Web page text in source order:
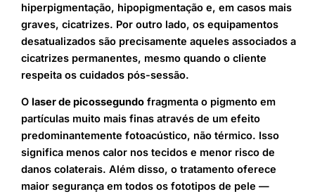
hiperpigmentação, hipopigmentação e, em casos mais
graves, cicatrizes. Por outro lado, os equipamentos
desatualizados são precisamente aqueles associados a
cicatrizes permanentes, mesmo quando o cliente
respeita os cuidados pós-sessão.
Olaser de picossegundo fragmenta o pigmento em
partículas muito mais finas através de um efeito
predominantemente fotoacústico, não térmico. Isso
significa menos calor nos tecidos e menor risco de
danos colaterais. Além disso, o tratamento oferece
maior segurança em todos os fototipos de pele —